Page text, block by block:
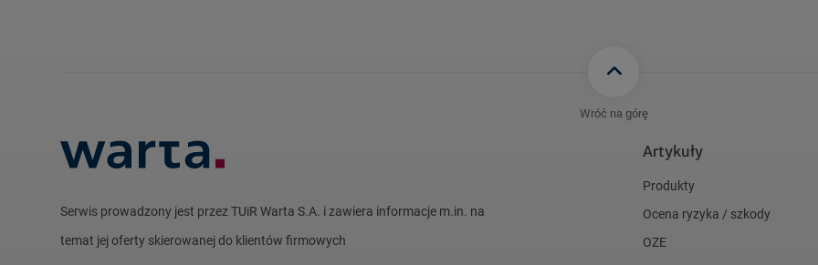
Wróć na górę
Serwis prowadzony jest przez TUiR Warta S.A. i zawiera informacje m.in. na
temat jej oferty skierowanej do klientów firmowych
Artykuły
Produkty
Ocena ryzyka / szkody
OZE